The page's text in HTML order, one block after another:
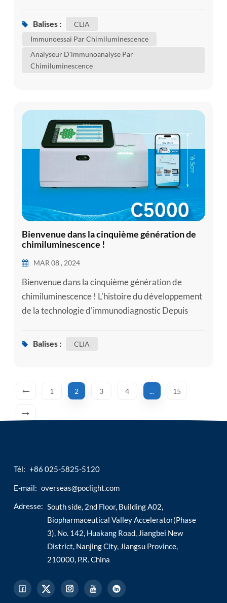
coût et un faible taux de défaillance ; 6. Aucun
Balises :
CLIA
Immunoessai Par Chimiluminescence
Analyseur D'immunoanalyse Par
Chimiluminescence
Bienvenue dans la cinquième génération de
chimiluminescence !
MAR 08 , 2024
Bienvenue dans la cinquième génération de
chimiluminescence ! L'histoire du développement
de la technologie d'immunodiagnostic Depuis
d’immunodiagnostic en Chine a été
il a connu le développement de l’or colloïdal, du
test immuno-enzymatique et des technologies de
c...
Balises : CLIA
1 2 3 4 ... 15
Tél: +86 025-5825-5120
E-mail: overseas@poclight.com
Adresse: South side, 2nd Floor, Building A02,
Biopharmaceutical Valley Accelerator(Phase
3), No. 142, Huakang Road, Jiangbei New
District, Nanjing City, Jiangsu Province,
210000, P.R. China